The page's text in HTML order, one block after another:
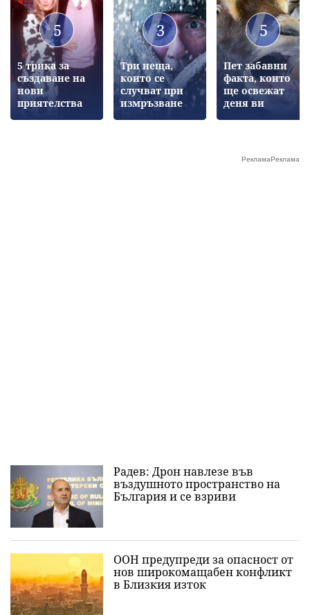
5
5 трика за
създаване на
нови
приятелства
3
Три неща,
които се
случват при
измръзване
5
Пет забавни
факта, които
ще освежат
деня ви
Радев: Дрон навлезе във
въздушното пространство на
България и се взриви
ООН предупреди за опасност от
нов широкомащабен конфликт
в Близкия изток